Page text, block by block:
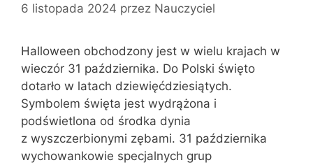
6 listopada 2024 przez Nauczyciel
Halloween obchodzony jest w wielu krajach w
wieczór 31 października. Do Polski święto
dotarło w latach dziewięćdziesiątych.
Symbolem święta jest wydrążona i
podświetlona od środka dynia
z wyszczerbionymi zębami. 31 października
wychowankowie specjalnych grup